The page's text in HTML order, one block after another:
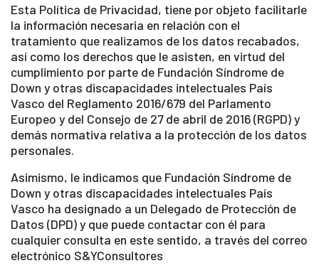
Esta Política de Privacidad, tiene por objeto facilitarle
la información necesaria en relación con el
tratamiento que realizamos de los datos recabados,
así como los derechos que le asisten, en virtud del
cumplimiento por parte de Fundación Síndrome de
Down y otras discapacidades intelectuales País
Vasco del Reglamento 2016/679 del Parlamento
Europeo y del Consejo de 27 de abril de 2016 (RGPD) y
demás normativa relativa a la protección de los datos
personales.
Asimismo, le indicamos que Fundación Síndrome de
Down y otras discapacidades intelectuales País
Vasco ha designado a un Delegado de Protección de
Datos (DPD) y que puede contactar con él para
cualquier consulta en este sentido, a través del correo
electrónico S&YConsultores